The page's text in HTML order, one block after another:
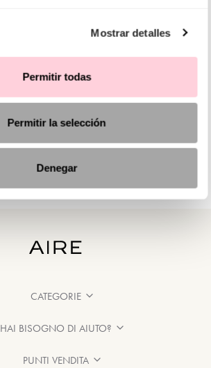
Mostrar detalles
Permitir todas
Permitir la selección
Denegar
CATEGORIE
HAI BISOGNO DI AIUTO?
PUNTI VENDITA